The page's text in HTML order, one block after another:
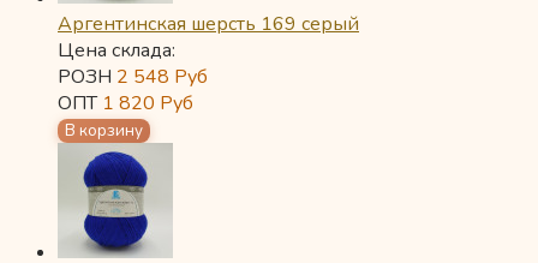
Аргентинская шерсть 169 серый
Цена склада:
РОЗН 2 548 Руб
ОПТ 1 820 Руб